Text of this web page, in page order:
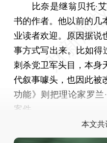
比奈是继翁贝托·艾
书的作者。他以前的几
业读者欢迎。原因据说
事方式写出来。比如得
刺杀党卫军头目，本身
代叙事噱头，也因此被
功能》则把理论家罗
案件。
本文共